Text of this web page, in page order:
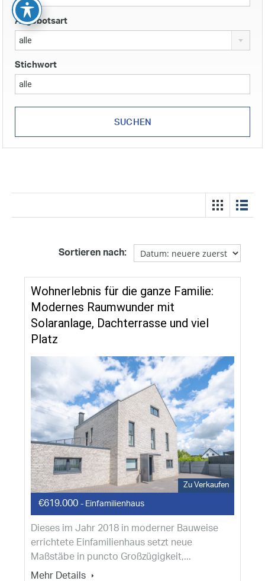
Sortieren nach:
Wohnerlebnis für die ganze Familie:
Modernes Raumwunder mit
Solaranlage, Dachterrasse und viel
Platz
Zu Verkaufen
€619.000 - Einfamilienhaus
Dieses im Jahr 2018 in moderner Bauweise
errichtete Einfamilienhaus setzt neue
Maßstäbe in puncto Großzügigkeit,...
Mehr Details
Angebotsart
alle
Stichwort